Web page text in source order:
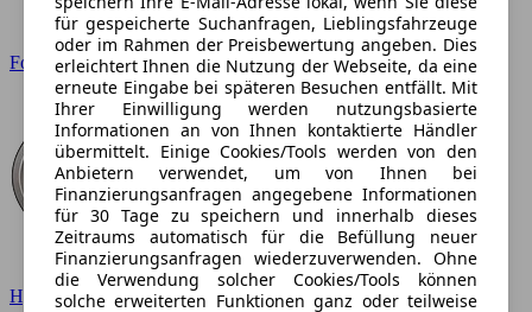
Ford
Hyundai
für gespeicherte Suchanfragen, Lieblingsfahrzeuge
oder im Rahmen der Preisbewertung angeben. Dies
erleichtert Ihnen die Nutzung der Webseite, da eine
erneute Eingabe bei späteren Besuchen entfällt. Mit
Ihrer Einwilligung werden nutzungsbasierte
Informationen an von Ihnen kontaktierte Händler
übermittelt. Einige Cookies/Tools werden von den
Anbietern verwendet, um von Ihnen bei
Finanzierungsanfragen angegebene Informationen
für 30 Tage zu speichern und innerhalb dieses
Zeitraums automatisch für die Befüllung neuer
Finanzierungsanfragen wiederzuverwenden. Ohne
die Verwendung solcher Cookies/Tools können
solche erweiterten Funktionen ganz oder teilweise